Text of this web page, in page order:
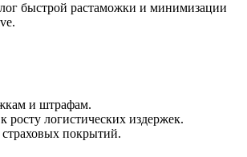
быстрой растаможки и минимизации
и штрафам.
росту логистических издержек.
покрытий.